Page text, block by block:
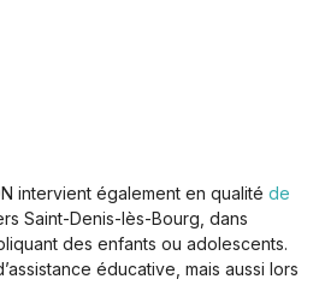
intervient également en qualité de
Saint-Denis-lès-Bourg, dans
des enfants ou adolescents.
éducative, mais aussi lors